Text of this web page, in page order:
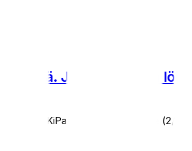
Juho Keinänen löi
KiPan Rasmus Surakalle (2/2